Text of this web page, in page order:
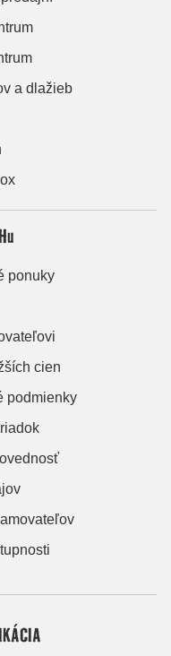
a dlažieb
ponuky
cien
podmienky